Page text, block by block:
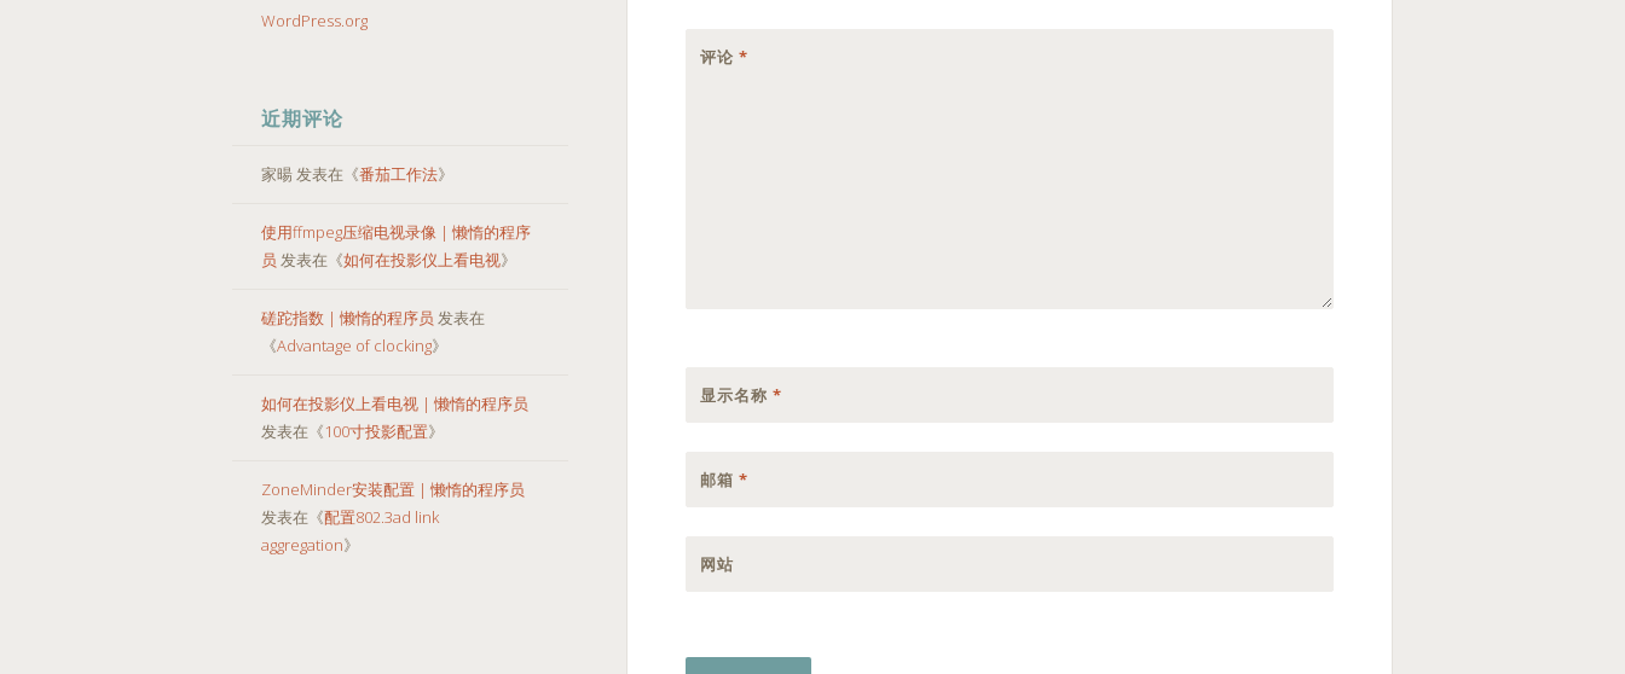
WordPress.org
近期评论
家暘发表在《番茄工作法》
使用ffmpeg压缩电视录像 | 懒惰的程序
员 发表在《如何在投影仪上看电视》
磋跎指数 | 懒惰的程序员 发表在
《Advantage of clocking》
如何在投影仪上看电视 | 懒惰的程序员
发表在《100寸投影配置》
ZoneMinder安装配置 | 懒惰的程序员
发表在《配置802.3ad link
aggregation》
评论*
显示名称*
邮箱*
网站